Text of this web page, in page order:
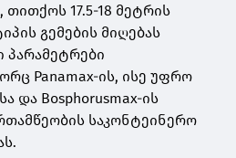
თითქოს 17.5-18 მეტრის
გემების მიღებას
პარამეტრები
Panamax-ის, ისე უფრო
და Bosphorusmax-ის
საკონტეინერო